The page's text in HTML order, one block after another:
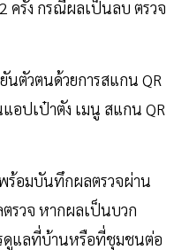
ครั้ง กรณีผลเป็นลบ ตรวจ
นตัวตนด้วยการสแกน QR
อปเป๋าตัง เมนู สแกน QR
ร้อมบันทึกผลตรวจผ่าน
รวจ หากผลเป็นบวก
ดูแลที่บ้านหรือที่ชุมชนต่อ